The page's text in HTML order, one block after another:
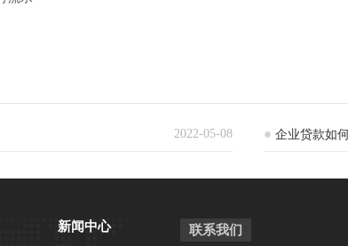
2022-05-08 企业贷款如
新闻中心 联系我们